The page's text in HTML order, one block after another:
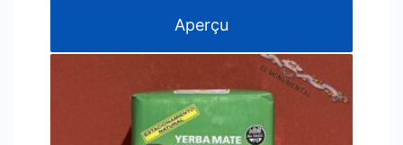
Aperçu